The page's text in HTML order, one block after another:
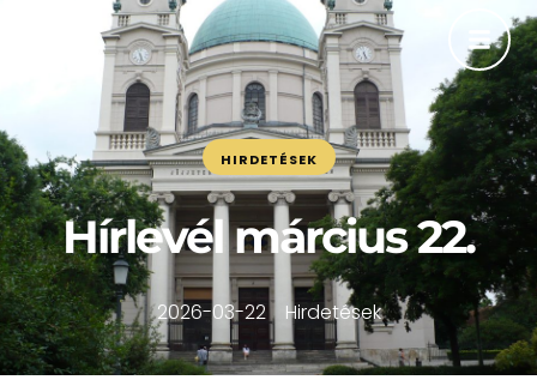
HIRDETÉSEK
Hírlevél március 22.
2026-03-22 Hirdetések